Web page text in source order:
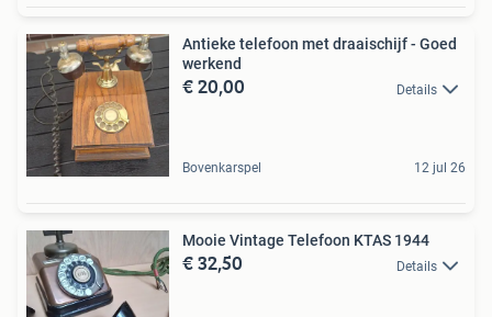
Antieke telefoon met draaischijf - Goed
werkend
€ 20,00 Details
Bovenkarspel 12 jul 26
Mooie Vintage Telefoon KTAS 1944
€ 32,50 Details